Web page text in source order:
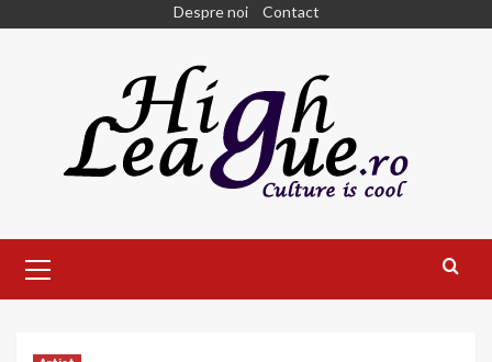
Despre noi Contact
Menu